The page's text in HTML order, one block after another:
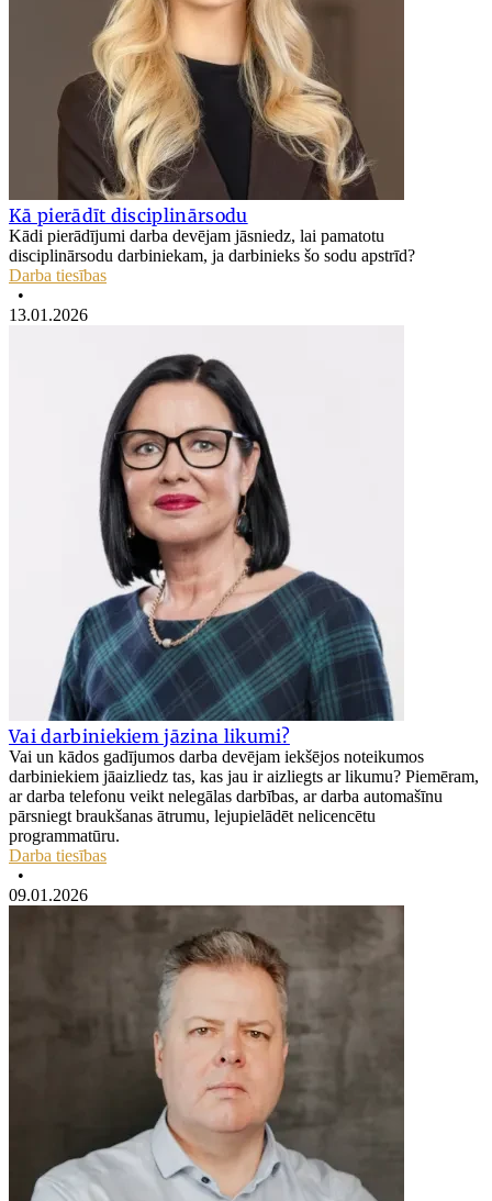
Kā pierādīt disciplinārsodu
Kādi pierādījumi darba devējam jāsniedz, lai pamatotu
disciplinārsodu darbiniekam, ja darbinieks šo sodu apstrīd?
Darba tiesības
•
13.01.2026
Vai darbiniekiem jāzina likumi?
Vai un kādos gadījumos darba devējam iekšējos noteikumos
darbiniekiem jāaizliedz tas, kas jau ir aizliegts ar likumu? Piemēram,
ar darba telefonu veikt nelegālas darbības, ar darba automašīnu
pārsniegt braukšanas ātrumu, lejupielādēt nelicencētu
programmatūru.
Darba tiesības
•
09.01.2026